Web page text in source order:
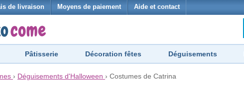
de livraison Moyens de paiement Aide et contact
Pâtisserie Décoration fêtes Déguisements
› Déguisements d'Halloween › Costumes de Catrina